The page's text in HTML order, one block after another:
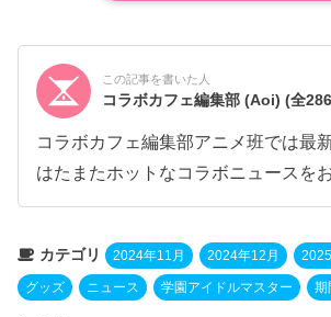
この記事を書いた人
コラボカフェ編集部 (Aoi)(全
コラボカフェ編集部アニメ班では最
はたまたホットなコラボニュースを
カテゴリ 2024年11月 2024年12月
グッズ ニュース 学園アイドルマスター 期